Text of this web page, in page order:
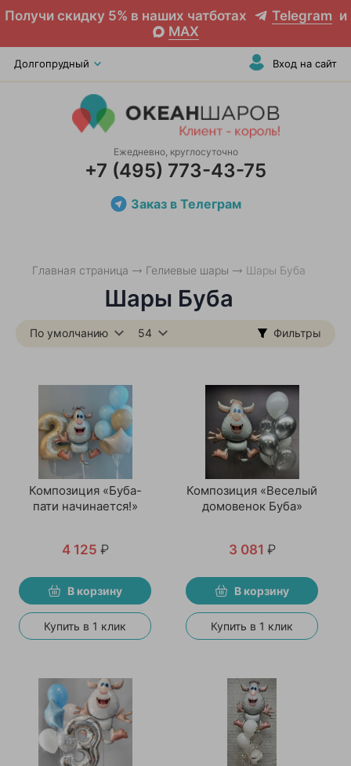
Получи скидку 5% в наших чатботах Telegram и
MAX
Долгопрудный Вход на сайт
Ежедневно, круглосуточно
+7 (495) 773-43-75
Заказ в Телеграм
Главная страница Гелиевые шары Шары Буба
Шары Буба
Фильтры
По умолчанию 54
Композиция «Буба-
пати начинается!»
4 125 ₽
В корзину
Купить в 1 клик
Композиция «Веселый
домовенок Буба»
3 081 ₽
В корзину
Купить в 1 клик